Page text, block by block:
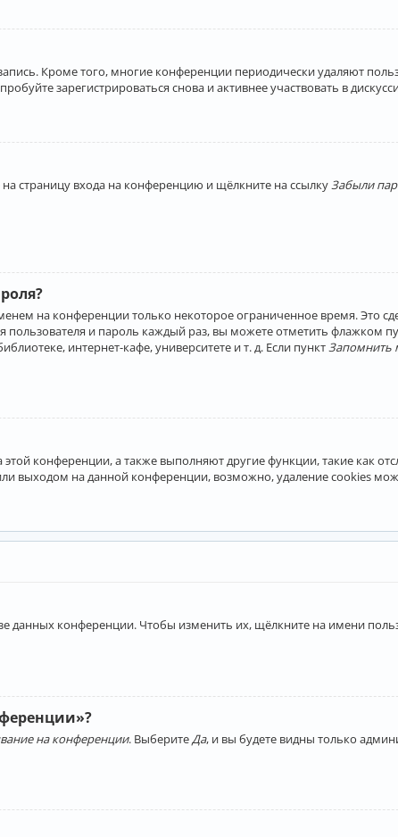
Кроме того, многие конференции периодически удаляют
зарегистрироваться снова и активнее участвовать в
страницу входа на конференцию и щёлкните на ссылкуЗабыли
на конференции только некоторое ограниченное время. Это
и пароль каждый раз, вы можете отметить флажком
интернет-кафе, университете и т. д. Если пункт Запомнить
конференции, а также выполняют другие функции, такие как
выходом на данной конференции, возможно, удаление cookies
данных конференции. Чтобы изменить их, щёлкните на имени
на конференции. Выберите Да, и вы будете видны только